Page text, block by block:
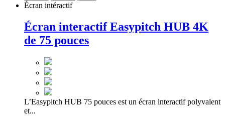
Écran intéractif
Écran interactif Easypitch HUB 4K
de 75 pouces
L’Easypitch HUB 75 pouces est un écran interactif polyvalent
et...